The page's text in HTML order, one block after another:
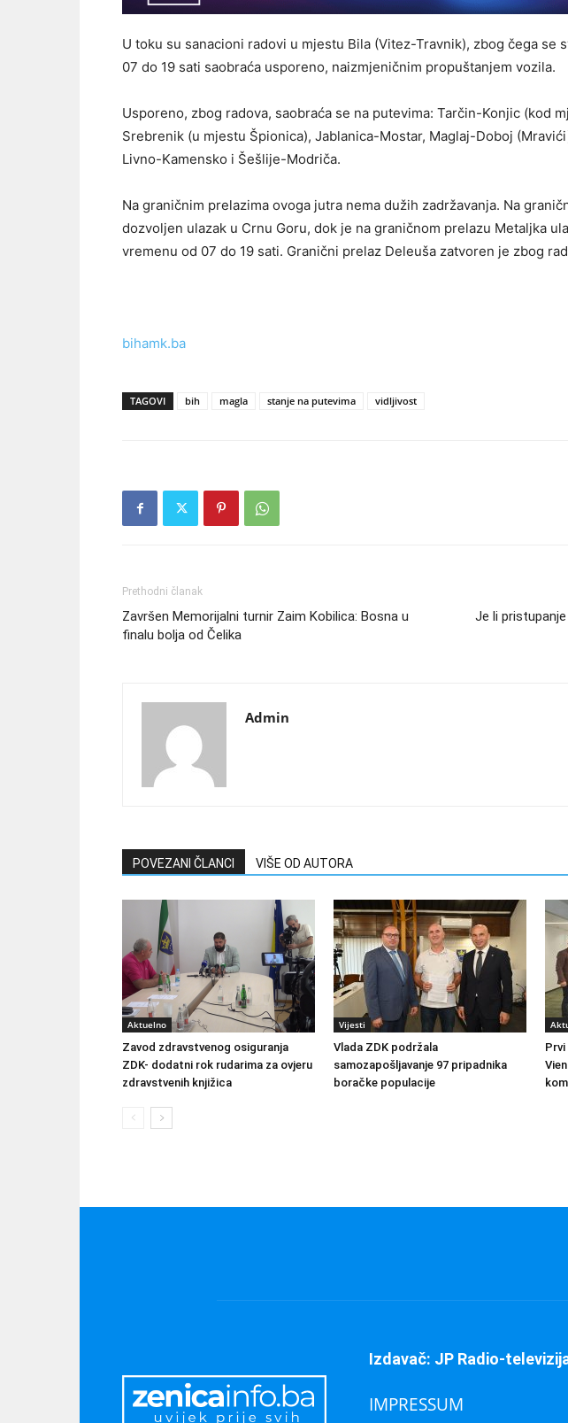
U toku su sanacioni radovi u mjestu Bila (Vitez-Travnik), zbog čega se
07 do 19 sati saobraća usporeno, naizmjeničnim propuštanjem vozila.
Usporeno, zbog radova, saobraća se na putevima: Tarčin-Konjic (kod
Srebrenik (u mjestu Špionica), Jablanica-Mostar, Maglaj-Doboj
Livno-Kamensko i Šešlije-Modriča.
Na graničnim prelazima ovoga jutra nema dužih zadržavanja. Na
dozvoljen ulazak u Crnu Goru, dok je na graničnom prelazu Metaljka
vremenu od 07 do 19 sati. Granični prelaz Deleuša zatvoren je zbog
bihamk.ba
TAGOVI bih magla stanje na putevima vidljivost
Prethodni članak
Završen Memorijalni turnir Zaim Kobilica: Bosna u
finalu bolja od Čelika
Je li pristupanje
Admin
POVEZANI ČLANCI VIŠE OD AUTORA
Aktuelno
Zavod zdravstvenog osiguranja
ZDK- dodatni rok rudarima za ovjeru
zdravstvenih knjižica
Vijesti
Vlada ZDK podržala
samozapošljavanje 97 pripadnika
boračke populacije
Izdavač: JP Radio-
IMPRESSUM